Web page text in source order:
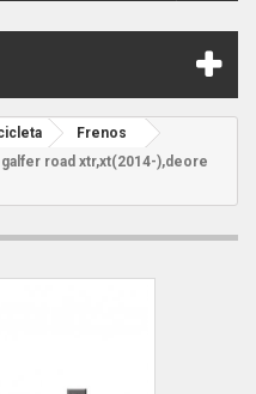
Frenos
galfer road xtr,xt(2014-),deore